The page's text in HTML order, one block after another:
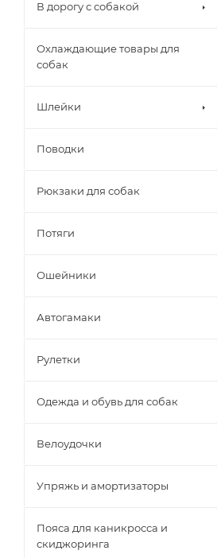
В дорогу с собакой
Охлаждающие товары для
собак
Шлейки
Поводки
Рюкзаки для собак
Потяги
Ошейники
Автогамаки
Рулетки
Одежда и обувь для собак
Велоудочки
Упряжь и амортизаторы
Пояса для каникросса и
скиджоринга